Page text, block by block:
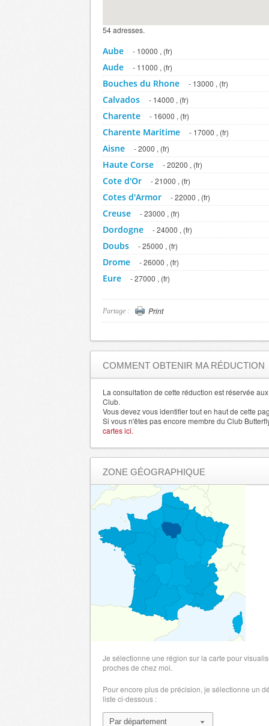
54 adresses.
Aube - 10000 , (fr)
Aude - 11000 , (fr)
Bouches du Rhone - 13000 , (fr)
Calvados - 14000 , (fr)
Charente - 16000 , (fr)
Charente Maritime - 17000 , (fr)
Aisne - 2000 , (fr)
Haute Corse - 20200 , (fr)
Cote d'Or - 21000 , (fr)
Cotes d'Armor - 22000 , (fr)
Creuse - 23000 , (fr)
Dordogne - 24000 , (fr)
Doubs - 25000 , (fr)
Drome - 26000 , (fr)
Eure - 27000 , (fr)
Finistere - 29000 , (fr)
Haute Garonne - 31000 , (fr)
Gers
Indre - 36000 , (fr)
Isere - 38000 , (fr)
Alpes de Haute Provence - 4000 , (fr)
Loir et Cher - 41000 , (fr)
Haute Loire - 43000 , (fr)
Lot - 46000 , (fr)
Lot et Garonne - 47000 , (fr)
Lozere - 48000 , (fr)
Maine et Loire - 49000 , (fr)
Manche - 50000 , (fr)
Marne - 51000 , (fr)
Haute Marne - 52000 , (fr)
Meurthe et Moselle - 54000 , (fr)
Morbihan - 56000 , (fr)
- 58000 , (fr)
- 61000 , (fr)
Bas Rhin - 67000 , (fr)
Rhone
Haute Saone
Sarthe - 72000 , (fr)
Partage : Print
COMMENT OBTENIR MA RÉDUCTION
La consultation de cette réduction est réservée
Club.
Vous devez vous identifier tout en haut de cette
Si vous n'êtes pas encore membre du Club
cartes ici.
ZONE GÉOGRAPHIQUE
Je sélectionne une région sur la carte pour
proches de chez moi.
Pour encore plus de précision, je sélectionne un
liste ci-dessous :